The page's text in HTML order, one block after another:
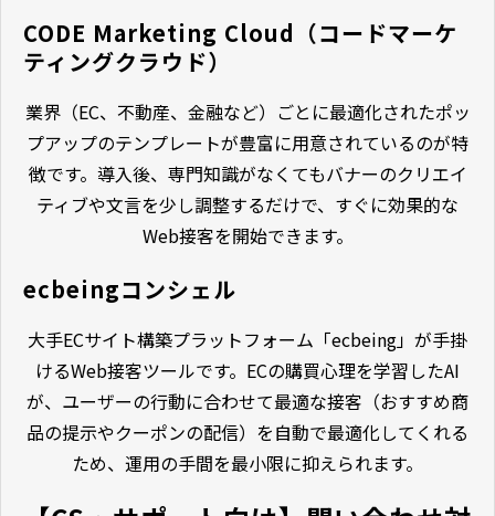
CODE Marketing Cloud（コードマーケ
ティングクラウド）
業界（EC、不動産、金融など）ごとに最適化されたポッ
プアップのテンプレートが豊富に用意されているのが特
徴です。導入後、専門知識がなくてもバナーのクリエイ
ティブや文言を少し調整するだけで、すぐに効果的な
Web接客を開始できます。
ecbeingコンシェル
大手ECサイト構築プラットフォーム「ecbeing」が手掛
けるWeb接客ツールです。ECの購買心理を学習したAI
が、ユーザーの行動に合わせて最適な接客（おすすめ商
品の提示やクーポンの配信）を自動で最適化してくれる
ため、運用の手間を最小限に抑えられます。